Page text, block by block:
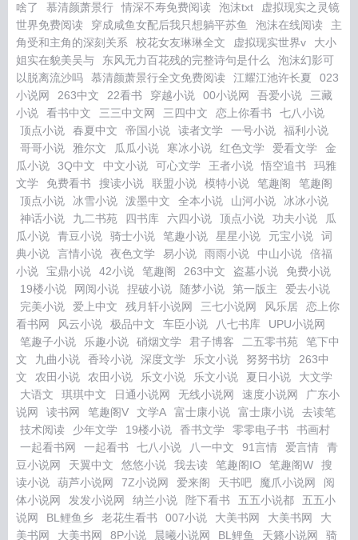
啥了
慕清颜萧景行 情深不寿免费阅读 泡沫txt
虚拟现实之灵镜
世界免费阅读
穿成咸鱼女配后我只想躺平苏鱼 泡沫在线阅读
主
角受和主角的深刻关系
校花女友琳琳全文 虚拟现实世界v
大小
姐实在貌美吴与
东风无力百花残的完整诗句是什么
泡沫幻影可
以脱离流沙吗
慕清颜萧景行全文免费阅读 江耀江池许长夏
023
小说网
263中文 22看书 穿越小说 00小说网 吾爱小说
三藏
小说
看书中文 三三中文网 三四中文 恋上你看书
七八小说
顶点小说
春夏中文 帝国小说 读者文学 一号小说
福利小说
哥哥小说
雅尔文 瓜瓜小说 寒冰小说 红色文学 爱看文学
金
瓜小说
3Q中文 中文小说 可心文学 王者小说 悟空追书
玛雅
文学
免费看书 搜读小说 联盟小说 模特小说 笔趣阁
笔趣阁
顶点小说
冰雪小说 泼墨中文 全本小说 山河小说
冰冰小说
神话小说
九二书苑 四书库 六四小说 顶点小说 功夫小说
瓜
瓜小说
青豆小说 骑士小说 笔趣小说 星星小说 元宝小说
词
典小说
言情小说 夜色文学 易小说 雨雨小说 中山小说
倍福
小说
宝鼎小说 42小说 笔趣阁 263中文 盗墓小说
免费小说
19楼小说
网阅小说 捏破小说 随梦小说 第一版主
爱去小说
完美小说
爱上中文 残月轩小说网 三七小说网 风乐居
恋上你
看书网
风云小说 极品中文 车臣小说 八七书库
UPU小说网
笔趣子小说
乐趣小说 硝烟文学 君子博客 二五零书苑
笔下中
文
九曲小说 香玲小说 深度文学 乐文小说 努努书坊
263中
文
农田小说 农田小说 乐文小说 乐文小说 夏日小说
大文学
大语文
琪琪中文 日通小说网 无线小说网 速度小说网
广东小
说网
读书网 笔趣阁V 文学A 富士康小说 富士康小说
去读笔
技术阅读
少年文学 19楼小说 香书文学 零零电子书
书画村
一起看书网
一起看书 七八小说 八一中文 91言情 爱言情
青
豆小说网
天翼中文 悠悠小说 我去读 笔趣阁IO 笔趣阁W
搜
读小说
葫芦小说网 7Z小说网 爱来阁 天书吧 魔爪小说网
阅
体小说网
发发小说网 纳兰小说 陛下看书 五五小说都
五五小
说网
BL鲤鱼乡 老花生看书 007小说 大美书网 大美书网
大
美书网
大美书网 8P小说 晨曦小说网 BL鲤鱼 天籁小说网
骑